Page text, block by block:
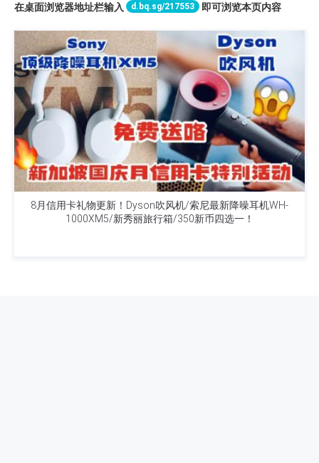
在桌面浏览器地址栏输入
d.bq.sg/217553 即可浏览本页内容
8月信用卡礼物更新！Dyson吹风机/索尼最新降噪耳机WH-
1000XM5/新秀丽旅行箱/350新币四选一！